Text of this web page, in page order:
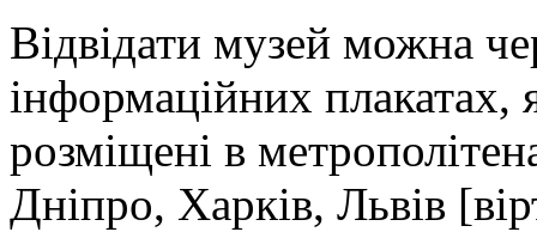
Відвідати музей можна
інформаційних плакатах,
розміщені в
Дніпро, Харків, Львів